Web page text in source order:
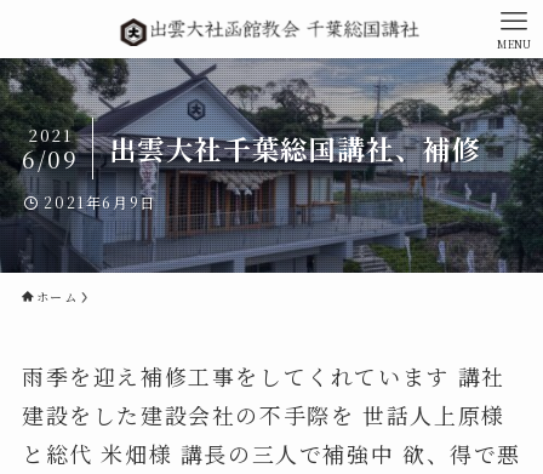
MENU
出雲大社千葉総国講社、補修
2021
6/09
2021年6月9日
ホーム
雨季を迎え補修工事をしてくれています 講社
建設をした建設会社の不手際を 世話人上原様
と総代 米畑様 講長の三人で補強中 欲、得で悪